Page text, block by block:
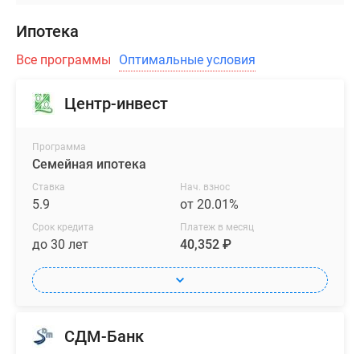
редкость
домов
комфорт-
класса.
часть
квартир
проекте
будет
видом
парк
Ипотека
Все программы Оптимальные условия
Центр-инвест
Программа
Семейная ипотека
Ставка
5.9
Нач. взнос
от 20.01%
Срок кредита
до 30 лет
Платеж в месяц
40,352 ₽
СДМ-Банк